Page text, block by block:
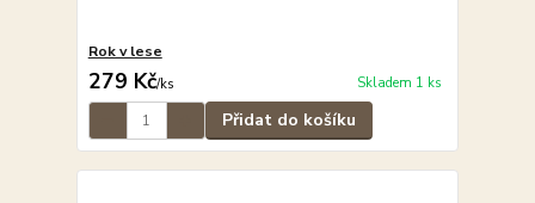
Rok v lese
279 Kč/ks Skladem 1 ks
Přidat do košíku